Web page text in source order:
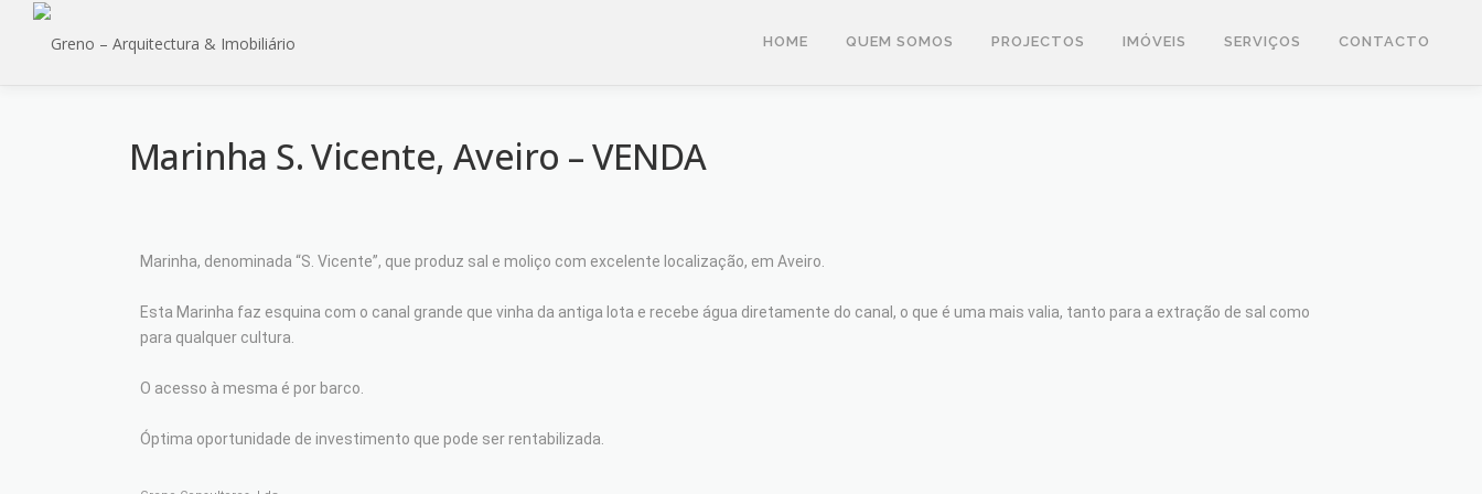
HOME QUEM SOMOS PROJECTOS IMÓVEIS SERVIÇOS CONTACTO
Marinha S. Vicente, Aveiro – VENDA
Marinha, denominada “S. Vicente”, que produz sal e moliço com excelente localização, em Aveiro.
Esta Marinha faz esquina com o canal grande que vinha da antiga lota e recebe água diretamente do canal, o que é uma mais valia, tanto para a extração de sal como
para qualquer cultura.
O acesso à mesma é por barco.
Óptima oportunidade de investimento que pode ser rentabilizada.